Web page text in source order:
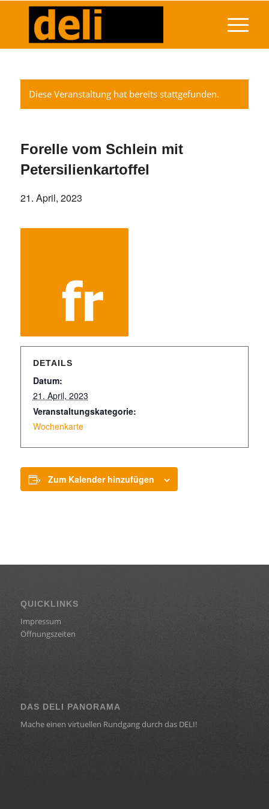
Diese Veranstaltung hat bereits stattgefunden.
Forelle vom Schlein mit
Petersilienkartoffel
21. April, 2023
DETAILS
Datum:
21. April, 2023
Veranstaltungskategorie:
Wochenkarte
Zum Kalender hinzufügen
QUICKLINKS
Impressum
Öffnungszeiten
DAS DELI PANORAMA
Mache einen virtuellen Rundgang durch das DELI!